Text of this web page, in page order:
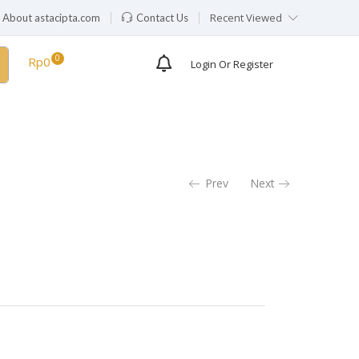
About astacipta.com Contact Us Recent Viewed
Rp0 Login Or Register
Prev Next